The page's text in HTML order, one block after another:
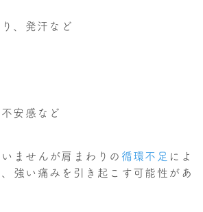
、発汗など
安感など
ませんが肩まわりの 循環不足 によ
強い痛みを引き起こす可能性があ